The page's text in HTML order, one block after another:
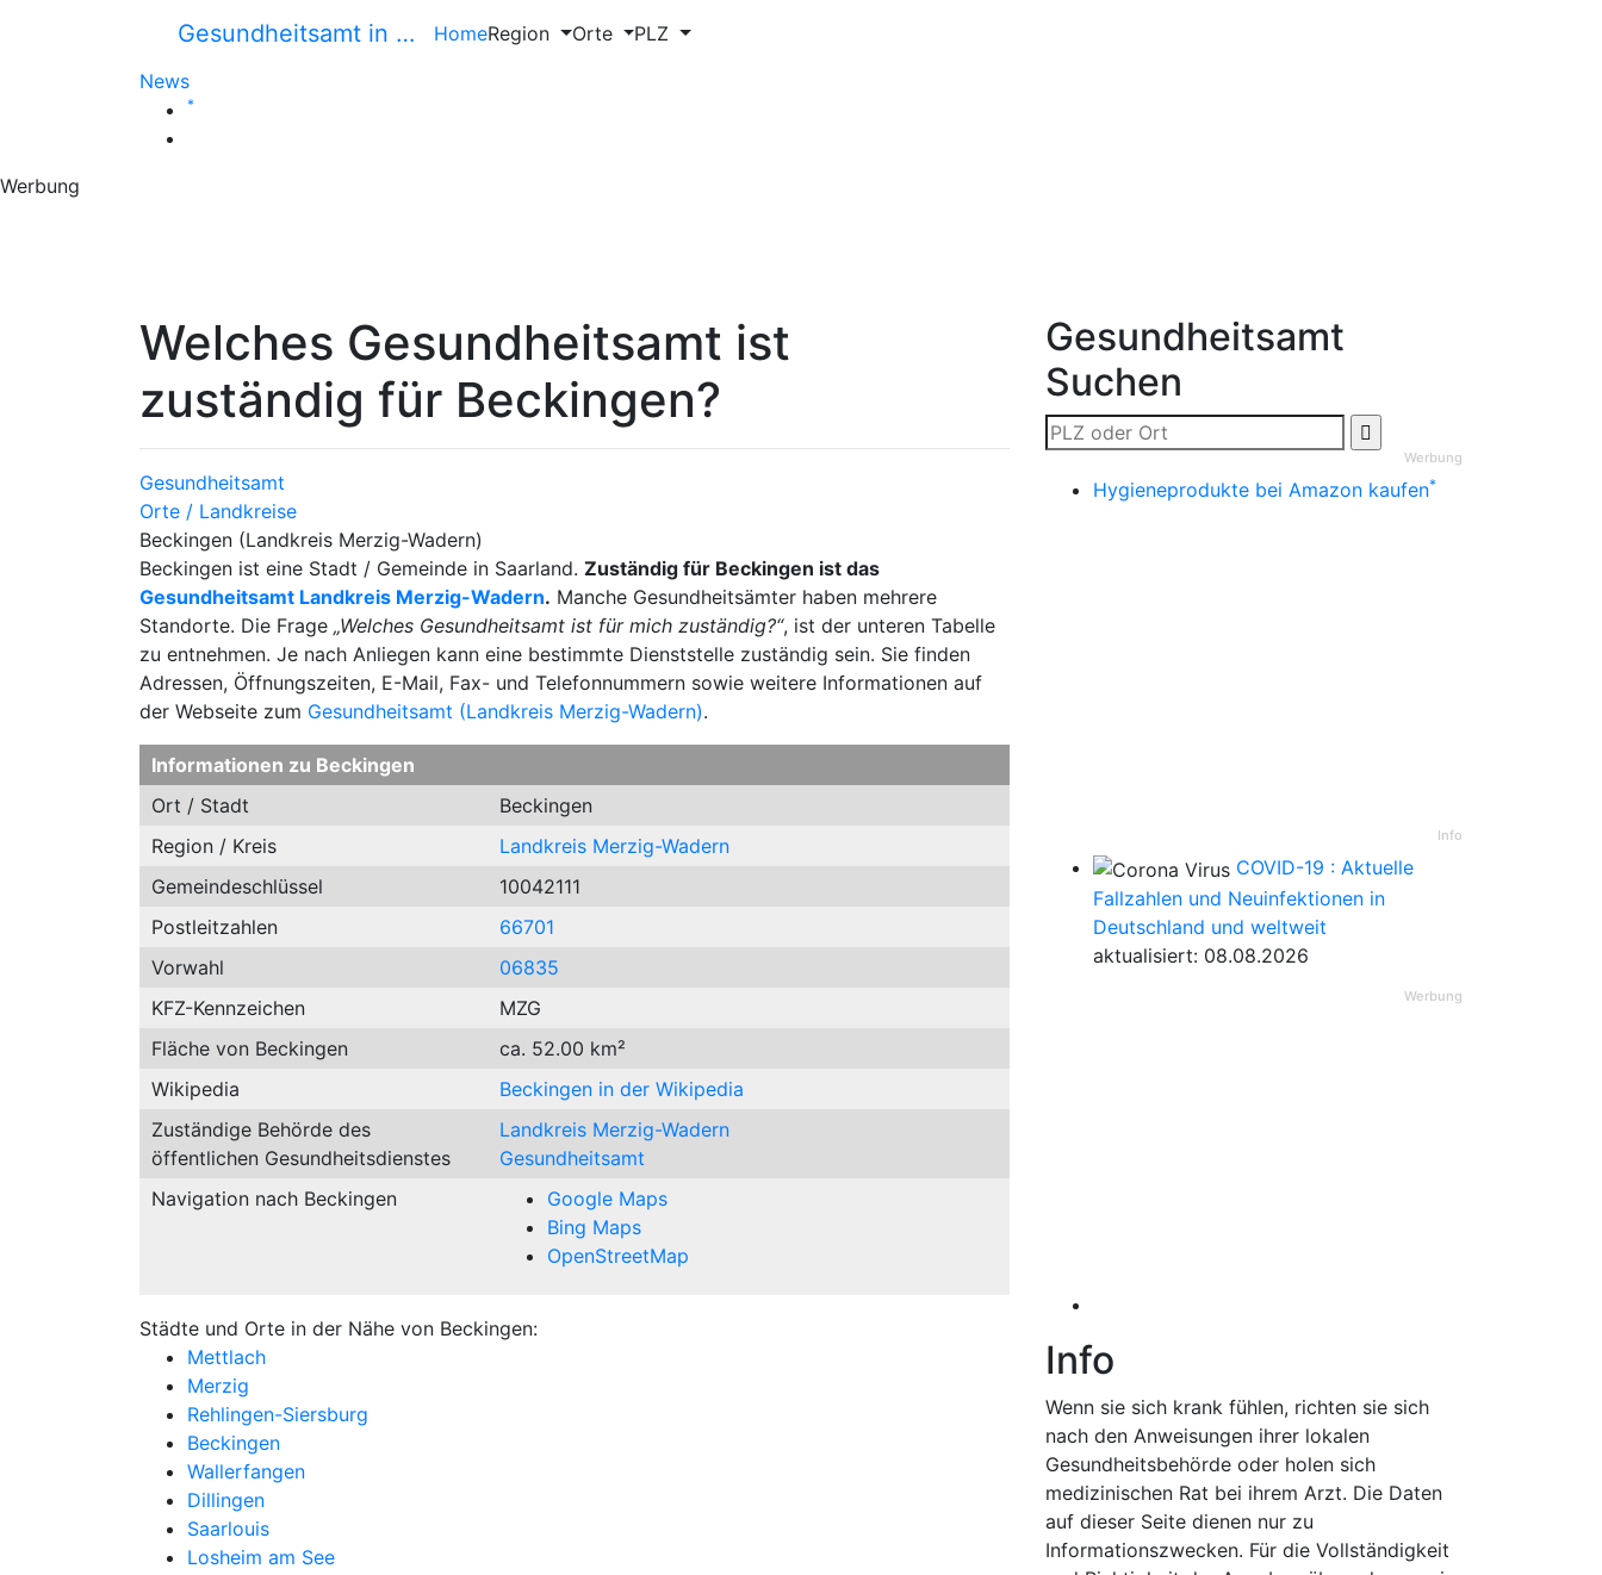
Gesundheitsamt in … HomeRegion Orte
PLZ
News
*
Werbung
Welches Gesundheitsamt ist
zuständig für Beckingen?
Gesundheitsamt
Orte / Landkreise
Beckingen (Landkreis Merzig-Wadern)
Beckingen ist eine Stadt / Gemeinde in Saarland. Zuständig für Beckingen ist das
Gesundheitsamt Landkreis Merzig-Wadern. Manche Gesundheitsämter haben mehrere
Standorte. Die Frage „Welches Gesundheitsamt ist für mich zuständig?“, ist der unteren Tabelle
zu entnehmen. Je nach Anliegen kann eine bestimmte Dienststelle zuständig sein. Sie finden
Adressen, Öffnungszeiten, E-Mail, Fax- und Telefonnummern sowie weitere Informationen auf
der Webseite zum Gesundheitsamt (Landkreis Merzig-Wadern).
Informationen zu Beckingen
Ort / Stadt
Beckingen
Region / Kreis
Landkreis Merzig-Wadern
Gemeindeschlüssel
10042111
Postleitzahlen
66701
Vorwahl
06835
KFZ-Kennzeichen
MZG
Fläche von Beckingen
ca. 52.00 km²
Wikipedia
Beckingen in der Wikipedia
Zuständige Behörde des
öffentlichen Gesundheitsdienstes
Landkreis Merzig-Wadern
Gesundheitsamt
Navigation nach Beckingen
Google Maps
Bing Maps
OpenStreetMap
Städte und Orte in der Nähe von Beckingen:
Mettlach
Merzig
Rehlingen-Siersburg
Beckingen
Wallerfangen
Dillingen
Saarlouis
Losheim am See
Gesundheitsamt
Suchen
Werbung
Hygieneprodukte bei Amazon kaufen*
Info
COVID-19 : Aktuelle
Fallzahlen und Neuinfektionen in
Deutschland und weltweit
aktualisiert: 08.08.2026
Werbung
Info
Wenn sie sich krank fühlen, richten sie sich
nach den Anweisungen ihrer lokalen
Gesundheitsbehörde oder holen sich
medizinischen Rat bei ihrem Arzt. Die Daten
auf dieser Seite dienen nur zu
Informationszwecken. Für die Vollständigkeit